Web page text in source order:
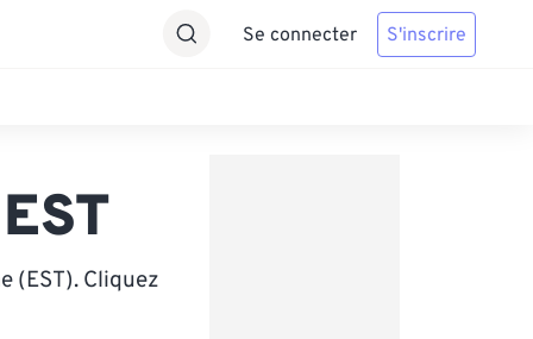
Se connecter S'inscrire
(EST). Cliquez